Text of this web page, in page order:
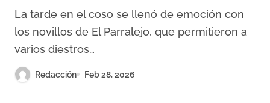
Molina
La tarde en el coso se llenó de emoción con
los novillos de El Parralejo, que permitieron a
varios diestros…
Redacción Feb 28, 2026